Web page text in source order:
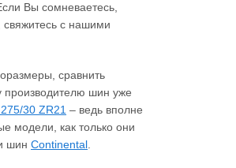
Вы сомневаетесь,
с нашими
сравнить
производителю шин уже
30 ZR21 – ведь вполне
модели, как только они
шин Continental